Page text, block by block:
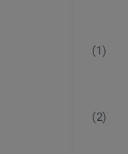
(1)
(2)